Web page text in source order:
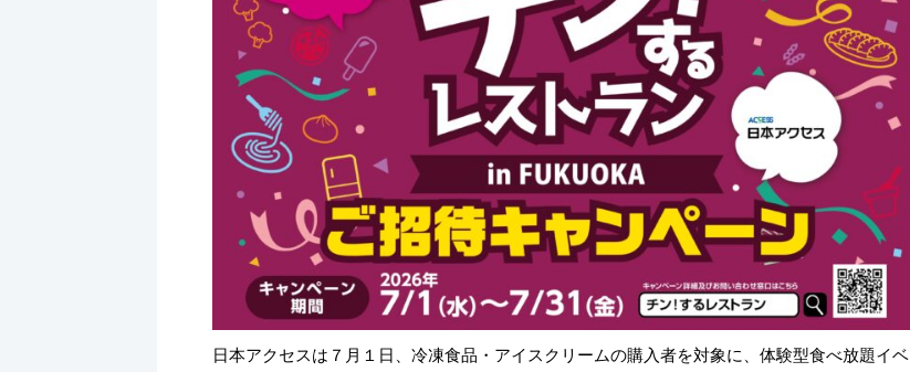
日本アクセスは７月１日、冷凍食品・アイスクリームの購入者を対象に、体験型食べ放題イベ